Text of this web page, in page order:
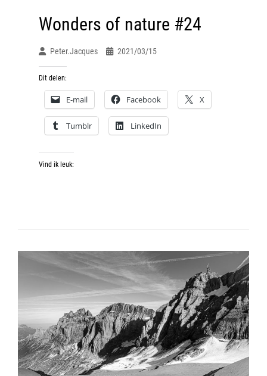
Wonders of nature #24
Peter.jacques 2021/03/15
Dit delen:
E-mail Facebook X
Tumblr LinkedIn
Vind ik leuk: